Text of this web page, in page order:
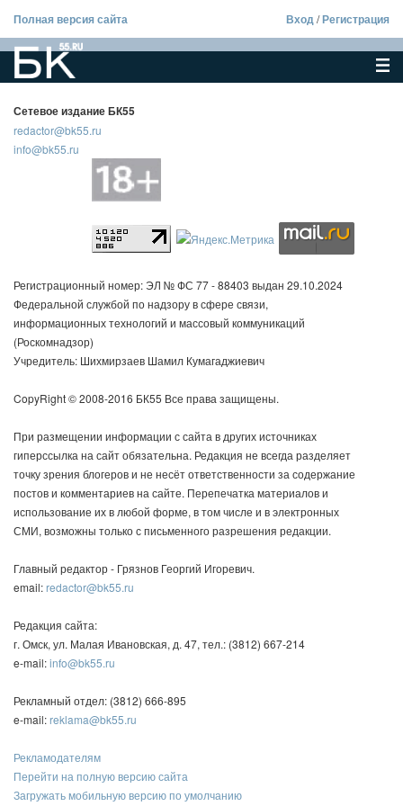
Полная версия сайта Вход/Регистрация
Сетевое издание БК55
redactor@bk55.ru
info@bk55.ru
Регистрационный номер: ЭЛ № ФС 77 - 88403 выдан 29.10.2024
Федеральной службой по надзору в сфере связи,
информационных технологий и массовый коммуникаций
(Роскомнадзор)
Учредитель: Шихмирзаев Шамил Кумагаджиевич
CopyRight © 2008-2016 БК55 Все права защищены.
При размещении информации с сайта в других источниках
гиперссылка на сайт обязательна. Редакция не всегда разделяет
точку зрения блогеров и не несёт ответственности за содержание
постов и комментариев на сайте. Перепечатка материалов и
использование их в любой форме, в том числе и в электронных
СМИ, возможны только с письменного разрешения редакции.
Главный редактор - Грязнов Георгий Игоревич.
email:redactor@bk55.ru
Редакция сайта:
г. Омск, ул. Малая Ивановская, д. 47, тел.: (3812) 667-214
e-mail:info@bk55.ru
Рекламный отдел: (3812) 666-895
e-mail:reklama@bk55.ru
Рекламодателям
Перейти на полную версию сайта
Загружать мобильную версию по умолчанию